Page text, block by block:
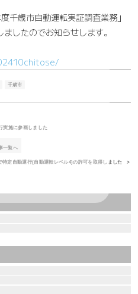
千歳市自動運転実証調査業務」
したのでお知らせします。
千歳市
実施に参画しました
一覧へ
特定自動運行(自動運転レベル4)の許可を取得しました